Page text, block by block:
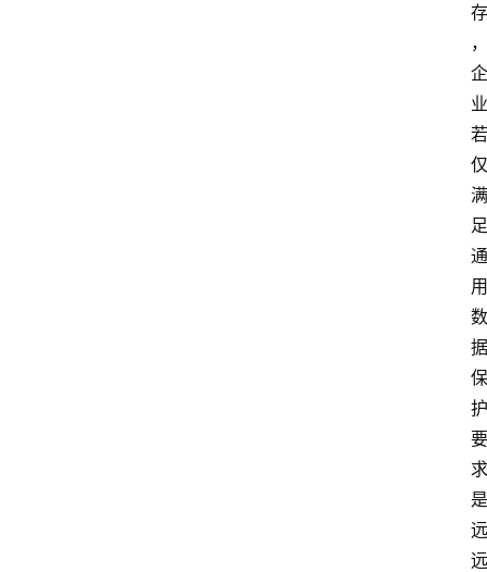
存
，
企
业
若
仅
满
足
通
用
数
据
保
护
要
求
是
远
远